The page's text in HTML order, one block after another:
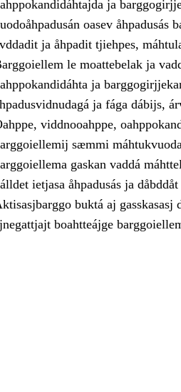
ja
oasev åhpadusás
ja åhpadit tjiehpes,
le moattebelak ja
ja
ja fága dábijs,
viddnooahppe,
sæmmi
gaskan vaddá
ietjasa åhpadusás ja
buktá aj gasskasasj
boahtteájge